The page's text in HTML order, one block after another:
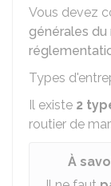
Vous devez
générales
Types
Il existe 2
routier de
À